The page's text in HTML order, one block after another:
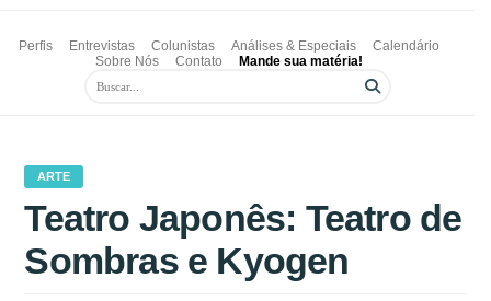
Perfis Entrevistas Colunistas Análises & Especiais
Calendário
Sobre Nós
Contato Mande sua matéria!
ARTE
Teatro Japonês: Teatro de
Sombras e Kyogen